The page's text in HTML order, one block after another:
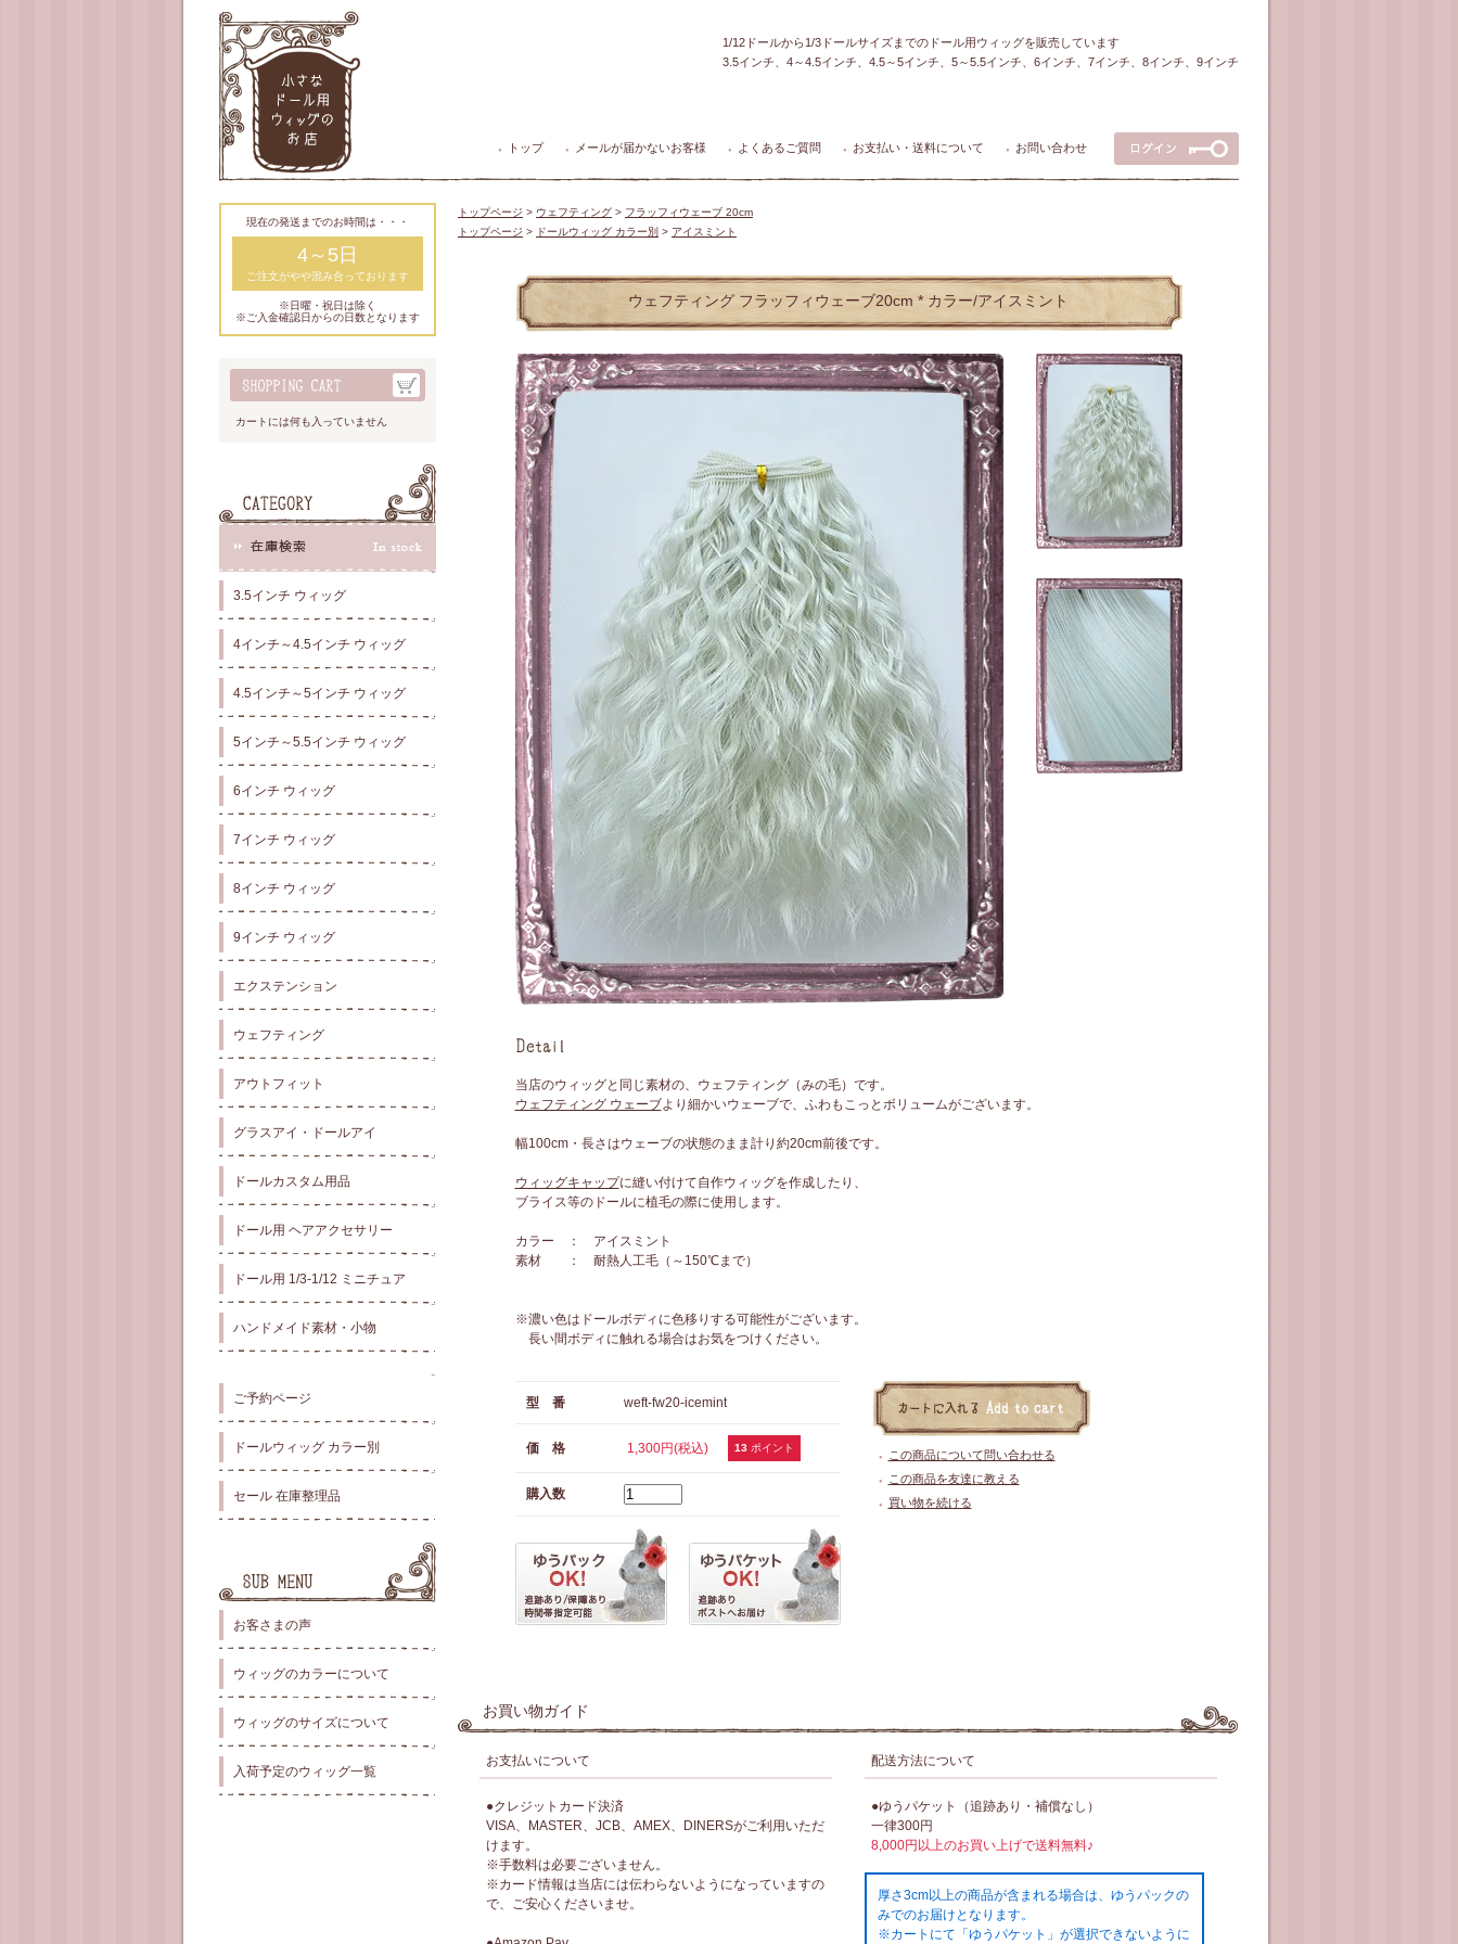
1/12ドールから1/3ドールサイズまでのドール用ウィッグを販売しています
3.5インチ、4～4.5インチ、4.5～5インチ、5～5.5インチ、6インチ、7インチ、8インチ、9インチ
● トップ ● メールが届かないお客様 ● よくあるご質問 ● お支払い・送料について ● お問い合わせ
現在の発送までのお時間は・・・
4～5日
ご注文がやや混み合っております
※日曜・祝日は除く
※ご入金確認日からの日数となります
カートには何も入っていません
3.5インチ ウィッグ
4インチ～4.5インチ ウィッグ
4.5インチ～5インチ ウィッグ
5インチ～5.5インチ ウィッグ
6インチ ウィッグ
7インチ ウィッグ
8インチ ウィッグ
9インチ ウィッグ
エクステンション
ウェフティング
アウトフィット
グラスアイ・ドールアイ
ドールカスタム用品
ドール用 ヘアアクセサリー
ドール用 1/3-1/12 ミニチュア
ハンドメイド素材・小物
ご予約ページ
ドールウィッグ カラー別
セール 在庫整理品
お客さまの声
ウィッグのカラーについて
ウィッグのサイズについて
入荷予定のウィッグ一覧
トップページ > ウェフティング > フラッフィウェーブ 20cm
トップページ > ドールウィッグ カラー別 > アイスミント
ウェフティング フラッフィウェーブ20cm * カラー/アイスミント
当店のウィッグと同じ素材の、ウェフティング（みの毛）です。
ウェフティング ウェーブより細かいウェーブで、ふわもこっとボリュームがございます。
幅100cm・長さはウェーブの状態のまま計り約20cm前後です。
ウィッグキャップに縫い付けて自作ウィッグを作成したり、
ブライス等のドールに植毛の際に使用します。
カラー ： アイスミント
素材 ： 耐熱人工毛（～150℃まで）
※濃い色はドールボディに色移りする可能性がございます。
長い間ボディに触れる場合はお気をつけください。
型 番 weft-fw20-icemint
価 格 1,300円(税込) 13ポイント
購入数
● この商品について問い合わせる
● この商品を友達に教える
● 買い物を続ける
お買い物ガイド
お支払いについて
●クレジットカード決済
VISA、MASTER、JCB、AMEX、DINERSがご利用いただ
けます。
※手数料は必要ございません。
※カード情報は当店には伝わらないようになっていますの
で、ご安心くださいませ。
配送方法について
●ゆうパケット（追跡あり・補償なし）
一律300円
8,000円以上のお買い上げで送料無料♪
厚さ3cm以上の商品が含まれる場合は、ゆうパックの
みでのお届けとなります。
※カートにて「ゆうパケット」が選択できないように